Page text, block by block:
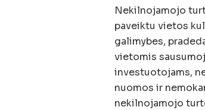
Nekilnojamojo
paveiktu vietos
galimybes,
vietomis
investuotojams,
nuomos ir
nekilnojamojo